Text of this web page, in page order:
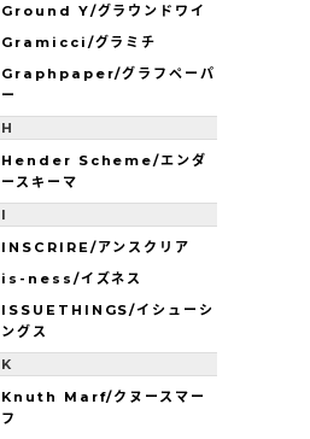
Ground Y/グラウンドワイ
Gramicci/グラミチ
Graphpaper/グラフペーパ
ー
H
Hender Scheme/エンダ
ースキーマ
I
INSCRIRE/アンスクリア
is-ness/イズネス
ISSUETHINGS/イシューシ
ングス
K
Knuth Marf/クヌースマー
フ